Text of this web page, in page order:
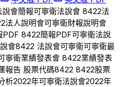
說會簡報可寧衛法說會 8422法
法人說明會可寧衛財報說明會
PDF 8422簡報PDF可寧衛法說
會8422 法說會可寧衛可寧衛最
寧衛業績發表會 8422業績發表
報告 股票代碼8422 8422股票
析2022年可寧衛法說會2022年